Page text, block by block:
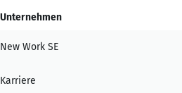
Unternehmen
New Work SE
Karriere